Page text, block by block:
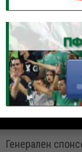
Генерален